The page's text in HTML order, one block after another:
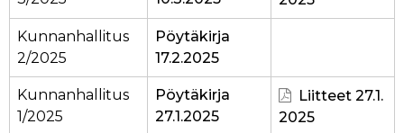
Kunnanhallitus
2/2025
Pöytäkirja
17.2.2025
Kunnanhallitus
1/2025
Pöytäkirja
27.1.2025
Liitteet 27.1.
2025